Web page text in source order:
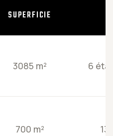
SUPERFICIE
3085 m² 6
700 m² 13